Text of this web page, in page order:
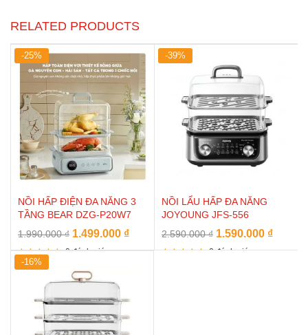
RELATED PRODUCTS
-25%
NỒI HẤP ĐIỆN ĐA NĂNG 3
TẦNG BEAR DZG-P20W7
1.990.000₫ Original
price
1.990.000 ₫.
1.499.000 ₫Current
price
Rated
5
0đánh giá
-39%
NỒI LẨU HẤP ĐA NĂNG
JOYOUNG JFS-556
2.590.000₫ Original
price
1.590.000 ₫
price
0đánh giá
-16%